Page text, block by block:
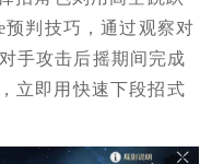
判技巧，通过观察对
手攻击后摇期间完成
立即用快速下段招式